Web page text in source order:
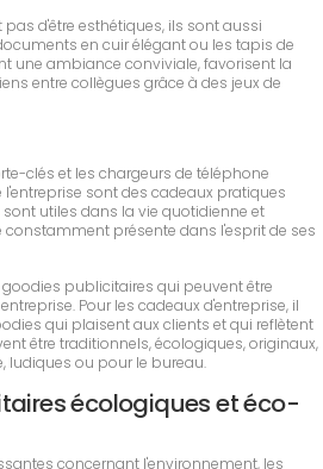
d'être esthétiques, ils sont aussi
en cuir élégant ou les tapis de
une ambiance conviviale, favorisent la
entre collègues grâce à des jeux de
clés et les chargeurs de téléphone
sont des cadeaux pratiques
sont utiles dans la vie quotidienne et
constamment présente dans l'esprit de ses
publicitaires qui peuvent être
Pour les cadeaux d'entreprise, il
qui plaisent aux clients et qui reflètent
être traditionnels, écologiques, originaux,
ludiques ou pour le bureau.
écologiques et éco-
concernant l'environnement, les